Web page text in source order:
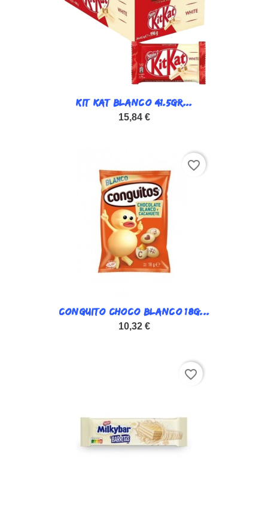
KIT KAT BLANCO 41.5GR...
15,84 €
CONGUITO CHOCO BLANCO 18G...
10,32 €
favorite_border
favorite_border